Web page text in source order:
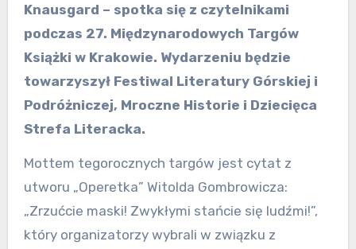
Knausgard – spotka się z czytelnikami
podczas 27. Międzynarodowych Targów
Książki w Krakowie. Wydarzeniu będzie
towarzyszył Festiwal Literatury Górskiej i
Podróżniczej, Mroczne Historie i Dziecięca
Strefa Literacka.
Mottem tegorocznych targów jest cytat z
utworu „Operetka” Witolda Gombrowicza:
„Zrzućcie maski! Zwykłymi stańcie się ludźmi!”,
który organizatorzy wybrali w związku z